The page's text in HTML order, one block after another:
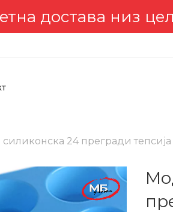
целата
24 прегради тепсија